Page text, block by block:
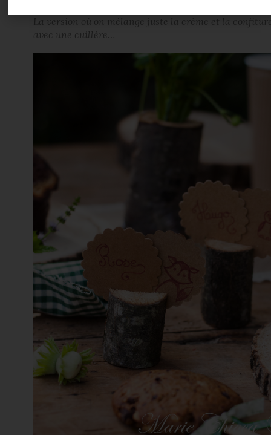
La version où on mélange juste la crème et la
avec une cuillère…